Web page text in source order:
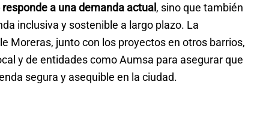
a una demanda actual, sino que también
inclusiva y sostenible a largo plazo. La
Moreras, junto con los proyectos en otros barrios,
y de entidades como Aumsa para asegurar que
segura y asequible en la ciudad.